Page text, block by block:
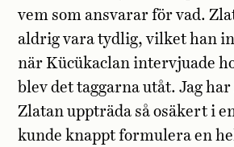
vem som ansvarar för vad.
aldrig vara tydlig, vilket han
när Kücükaclan intervjuade
blev det taggarna utåt. Jag
Zlatan uppträda så osäkert i
kunde knappt formulera en